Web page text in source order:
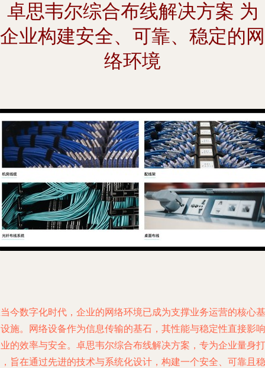
卓思韦尔综合布线解决方案 为
企业构建安全、可靠、稳定的网
络环境
今数字化时代，企业的网络环境已成为支撑业务运营的核心基
施。网络设备作为信息传输的基石，其性能与稳定性直接影响
的效率与安全。卓思韦尔综合布线解决方案，专为企业量身打
旨在通过先进的技术与系统化设计，构建一个安全、可靠且稳